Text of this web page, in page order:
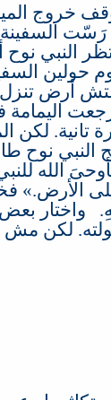
خروج
النبي نوح
أرض تنزل
اليمامة
تانية. لكن
النبي نوح
الله
الأرض.» ‏
. واختار
. لكن مش